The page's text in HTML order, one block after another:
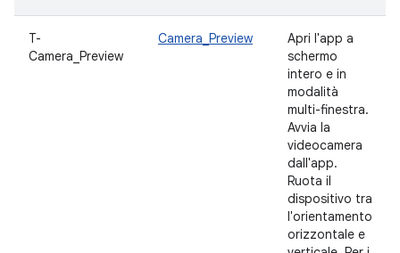
T-
Camera_Preview
Camera_Preview
Apri l'app a
schermo
intero e in
modalità
multi-finestra.
Avvia la
videocamera
dall'app.
Ruota il
dispositivo tra
l'orientamento
orizzontale e